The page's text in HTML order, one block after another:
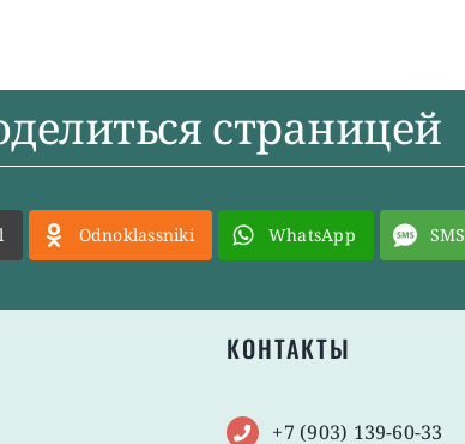
страницей
Odnoklassniki WhatsApp SMS
КОНТАКТЫ
+7 (903) 139-60-33